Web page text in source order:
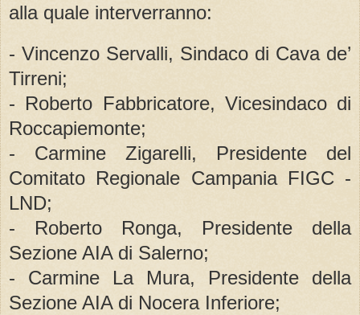
alla quale interverranno:
- Vincenzo Servalli, Sindaco di Cava de’
Tirreni;
- Roberto Fabbricatore, Vicesindaco di
Roccapiemonte;
- Carmine Zigarelli, Presidente del
Comitato Regionale Campania FIGC -
LND;
- Roberto Ronga, Presidente della
Sezione AIA di Salerno;
- Carmine La Mura, Presidente della
Sezione AIA di Nocera Inferiore;